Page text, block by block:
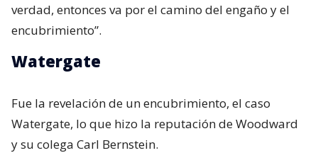
verdad, entonces va por el camino del engaño y el
encubrimiento”.
Watergate
Fue la revelación de un encubrimiento, el caso
Watergate, lo que hizo la reputación de Woodward
y su colega Carl Bernstein.